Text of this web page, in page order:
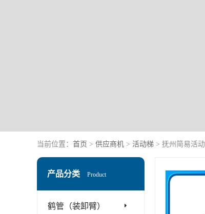
当前位置： 首页 > 供应商机 > 活动梯 > 抚州简易活
产品分类 Product
鹤管（装卸臂）